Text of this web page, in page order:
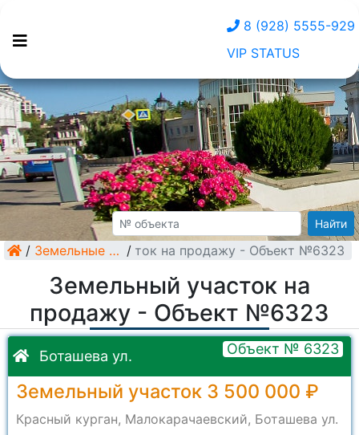
8 (928) 5555-929
VIP STATUS
Найти
/ Земельные участки /
Земельный участок на продажу - Объект №6323
Земельный участок на
продажу - Объект №6323
Боташева ул. Объект № 6323
Земельный участок 3 500 000 ₽
Красный курган, Малокарачаевский, Боташева ул.